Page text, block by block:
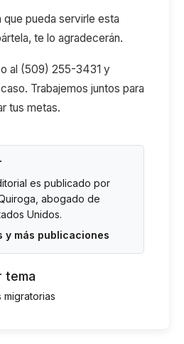
que pueda servirle esta
te lo agradecerán.
o al (509) 255-3431 y
Trabajemos juntos para
tus metas.
es publicado por
, abogado de
Unidos.
y más publicaciones
tema
migratorias